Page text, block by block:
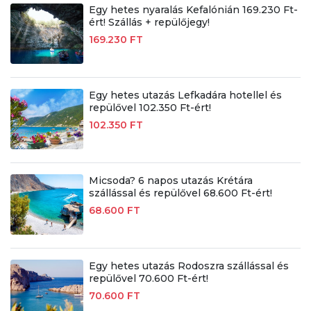
Egy hetes nyaralás Kefalónián 169.230 Ft-
ért! Szállás + repülőjegy!
169.230 FT
Egy hetes utazás Lefkadára hotellel és
repülővel 102.350 Ft-ért!
102.350 FT
Micsoda? 6 napos utazás Krétára
szállással és repülővel 68.600 Ft-ért!
68.600 FT
Egy hetes utazás Rodoszra szállással és
repülővel 70.600 Ft-ért!
70.600 FT